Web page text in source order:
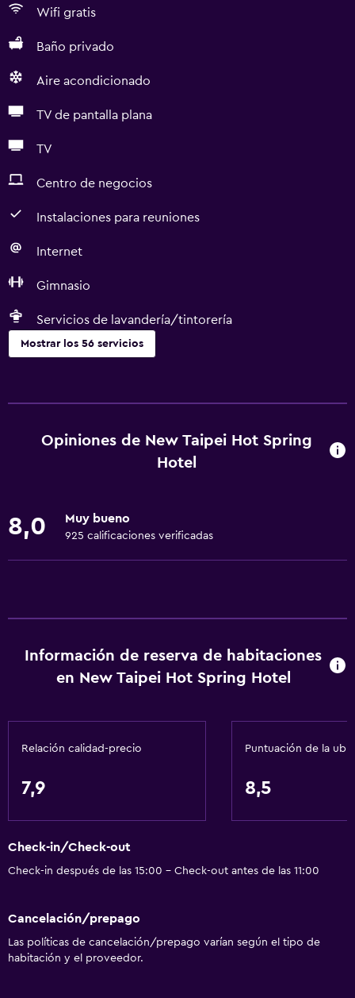
Wifi gratis
Baño privado
Aire acondicionado
TV de pantalla plana
TV
Centro de negocios
Instalaciones para reuniones
Internet
Gimnasio
Servicios de lavandería/tintorería
Mostrar los 56 servicios
Wifi gratis
Champú
Alarma de humo
Baño
Bidé
Secador de pelo
Baño privado
Centro de negocios
Servicio de despertador
Opiniones de New Taipei Hot Spring
Hotel
8,0 Muy bueno
925 calificaciones verificadas
Información de reserva de habitaciones
en New Taipei Hot Spring Hotel
Relación calidad-precio
7,9
Puntuación de la
8,5
Check-in/Check-out
Check-in después de las 15:00 - Check-out antes de las 11:00
Cancelación/prepago
Las políticas de cancelación/prepago varían según el tipo de
habitación y el proveedor.